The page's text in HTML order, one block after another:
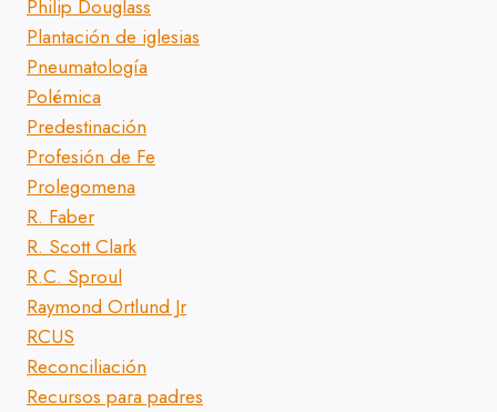
Philip Douglass
Plantación de iglesias
Pneumatología
Polémica
Predestinación
Profesión de Fe
Prolegomena
R. Faber
R. Scott Clark
R.C. Sproul
Raymond Ortlund Jr
RCUS
Reconciliación
Recursos para padres